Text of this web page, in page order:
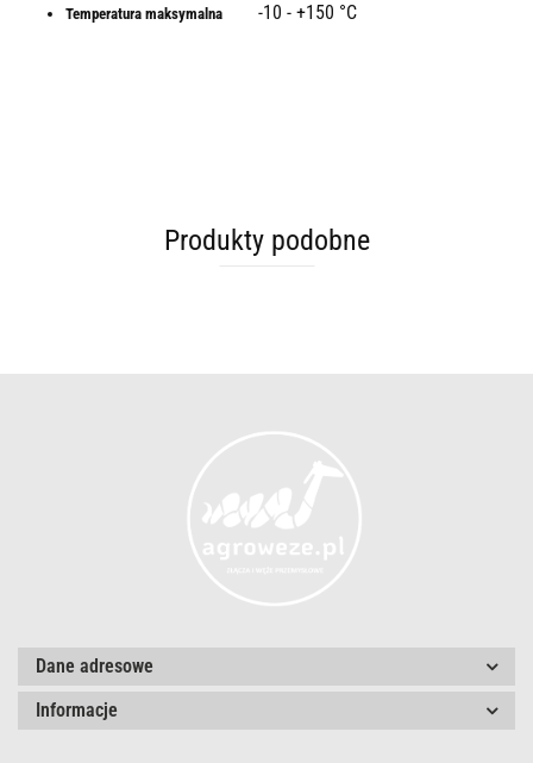
Temperatura maksymalna -10 - +150 °C
Produkty podobne
Dane adresowe
Informacje